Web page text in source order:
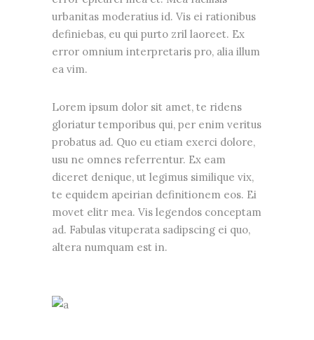
urbanitas moderatius id. Vis ei rationibus
definiebas, eu qui purto zril laoreet. Ex
error omnium interpretaris pro, alia illum
ea vim.
Lorem ipsum dolor sit amet, te ridens
gloriatur temporibus qui, per enim veritus
probatus ad. Quo eu etiam exerci dolore,
usu ne omnes referrentur. Ex eam
diceret denique, ut legimus similique vix,
te equidem apeirian definitionem eos. Ei
movet elitr mea. Vis legendos conceptam
ad. Fabulas vituperata sadipscing ei quo,
altera numquam est in.